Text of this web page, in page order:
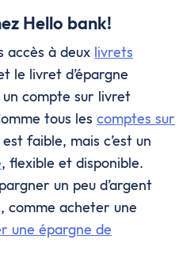
Hello bank!
accès à deux livrets
le livret d’épargne
compte sur livret
tous les comptes sur
faible, mais c’est un
, flexible et disponible.
un peu d’argent
comme acheter une
une épargne de